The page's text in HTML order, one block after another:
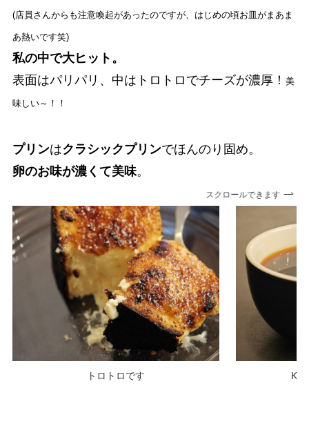
(店員さんからも注意喚起があったのですが、はじめの頃お皿がまあま
あ熱いです笑)
私の中で大ヒット。
表面はパリパリ、中はトロトロでチーズが濃厚！ 美
味しい～！！
プリンはクラシックプリンでほんのり固め。
卵のお味が濃くて美味。
スクロールできます
トロトロです